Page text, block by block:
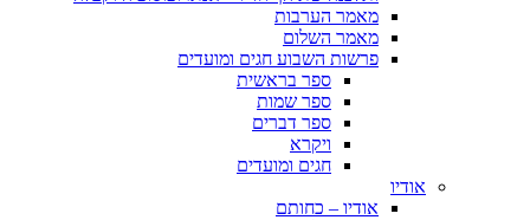
מאמר הערבות
מאמר השלום
פרשות השבוע חגים ומועדים
ספר בראשית
ספר שמות
ספר דברים
ויקרא
חגים ומועדים
אודיו
אודיו – כחותם